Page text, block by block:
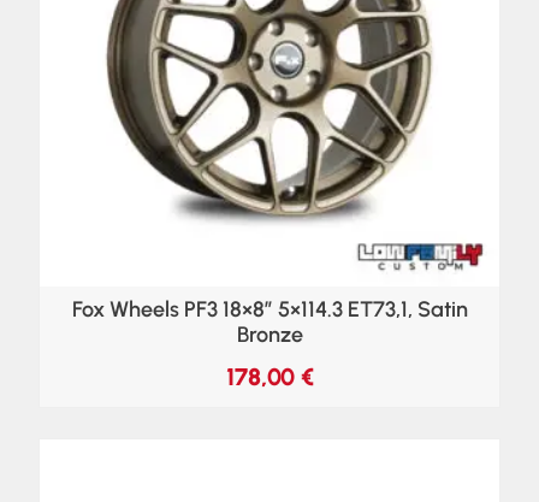
Fox Wheels PF3 18×8″ 5×114.3 ET73,1, Satin
Bronze
178,00 €